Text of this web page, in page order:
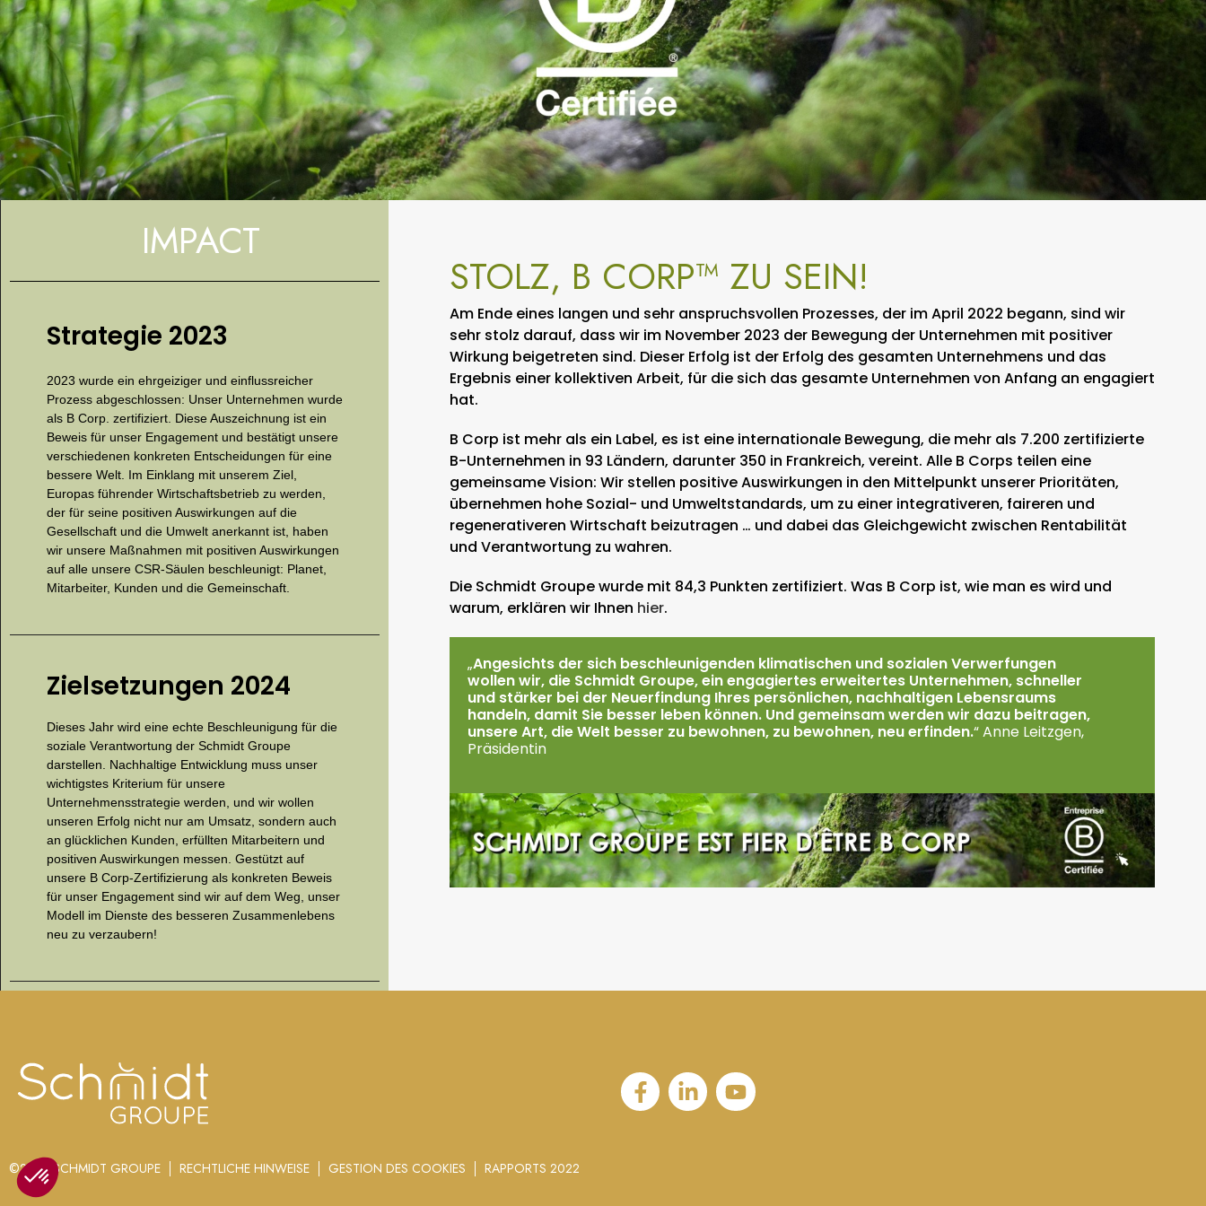
IMPACT
Strategie 2023
2023 wurde ein ehrgeiziger und einflussreicher
Prozess abgeschlossen: Unser Unternehmen wurde
als B Corp. zertifiziert. Diese Auszeichnung ist ein
Beweis für unser Engagement und bestätigt unsere
verschiedenen konkreten Entscheidungen für eine
bessere Welt. Im Einklang mit unserem Ziel,
Europas führender Wirtschaftsbetrieb zu werden,
der für seine positiven Auswirkungen auf die
Gesellschaft und die Umwelt anerkannt ist, haben
wir unsere Maßnahmen mit positiven Auswirkungen
auf alle unsere CSR-Säulen beschleunigt: Planet,
Mitarbeiter, Kunden und die Gemeinschaft.
Zielsetzungen 2024
Dieses Jahr wird eine echte Beschleunigung für die
soziale Verantwortung der Schmidt Groupe
darstellen. Nachhaltige Entwicklung muss unser
wichtigstes Kriterium für unsere
Unternehmensstrategie werden, und wir wollen
unseren Erfolg nicht nur am Umsatz, sondern auch
an glücklichen Kunden, erfüllten Mitarbeitern und
positiven Auswirkungen messen. Gestützt auf
unsere B Corp-Zertifizierung als konkreten Beweis
für unser Engagement sind wir auf dem Weg, unser
Modell im Dienste des besseren Zusammenlebens
neu zu verzaubern!
STOLZ, B CORP™ ZU SEIN!
Am Ende eines langen und sehr anspruchsvollen Prozesses, der im April 2022 begann, sind wir
sehr stolz darauf, dass wir im November 2023 der Bewegung der Unternehmen mit positiver
Wirkung beigetreten sind. Dieser Erfolg ist der Erfolg des gesamten Unternehmens und das
Ergebnis einer kollektiven Arbeit, für die sich das gesamte Unternehmen von Anfang an engagiert
hat.
B Corp ist mehr als ein Label, es ist eine internationale Bewegung, die mehr als 7.200 zertifizierte
B-Unternehmen in 93 Ländern, darunter 350 in Frankreich, vereint. Alle B Corps teilen eine
gemeinsame Vision: Wir stellen positive Auswirkungen in den Mittelpunkt unserer Prioritäten,
übernehmen hohe Sozial- und Umweltstandards, um zu einer integrativeren, faireren und
regenerativeren Wirtschaft beizutragen … und dabei das Gleichgewicht zwischen Rentabilität
und Verantwortung zu wahren.
Die Schmidt Groupe wurde mit 84,3 Punkten zertifiziert. Was B Corp ist, wie man es wird und
warum, erklären wir Ihnen hier.
„Angesichts der sich beschleunigenden klimatischen und sozialen Verwerfungen
wollen wir, die Schmidt Groupe, ein engagiertes erweitertes Unternehmen, schneller
und stärker bei der Neuerfindung Ihres persönlichen, nachhaltigen Lebensraums
handeln, damit Sie besser leben können. Und gemeinsam werden wir dazu beitragen,
unsere Art, die Welt besser zu bewohnen, zu bewohnen, neu erfinden.“ Anne Leitzgen,
Präsidentin
©2024 SCHMIDT GROUPE RECHTLICHE HINWEISE GESTION DES COOKIES RAPPORTS 2022